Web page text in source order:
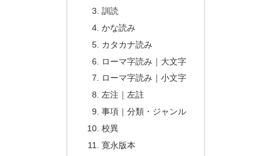
訓読
かな読み
カタカナ読み
ローマ字読み｜大文字
ローマ字読み｜小文字
左注｜左註
事項｜分類・ジャンル
校異
寛永版本